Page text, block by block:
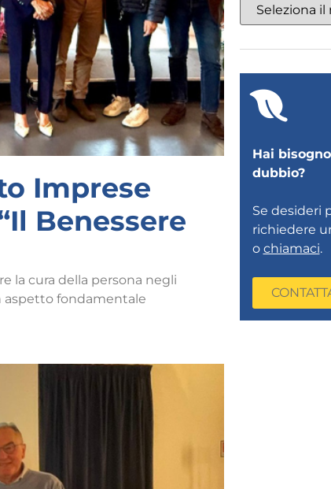
Imprese
Benessere
la cura della persona negli
aspetto fondamentale
Hai
dubbio?
Se desideri
richiedere
o chiamaci.